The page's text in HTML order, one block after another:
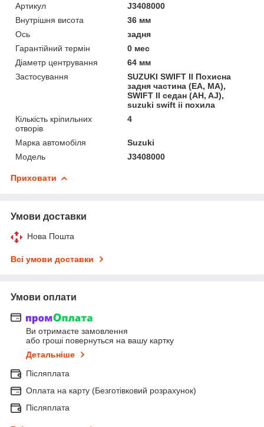
Артикул
J3408000
Внутрішня висота
36 мм
Ось
задня
Гарантійний термін
0 мес
Діаметр центрування
64 мм
Застосування
SUZUKI SWIFT II Похисна
задня частина (EA, MA),
SWIFT II седан (AH, AJ),
suzuki swift ii похила
Кількість кріпильних
отворів
4
Марка автомобіля
Suzuki
Мoдель
J3408000
Приховати
Умови доставки
Нова Пошта
Всі умови доставки
Умови оплати
Ви отримаєте замовлення
або гроші повернуться на вашу картку
Детальніше
Післяплата
Оплата на карту (Безготівковий розрахунок)
Післяплата